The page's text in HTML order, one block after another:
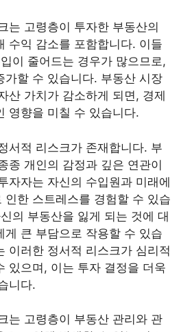
는 고령층이 투자한 부동산의
수익 감소를 포함합니다. 이들
이 줄어드는 경우가 많으므로,
가할 수 있습니다. 부동산 시장
산 가치가 감소하게 되면, 경제
영향을 미칠 수 있습니다.
서적 리스크가 존재합니다. 부
종 개인의 감정과 깊은 연관이
자자는 자신의 수입원과 미래에
인한 스트레스를 경험할 수 있습
의 부동산을 잃게 되는 것에 대
게 큰 부담으로 작용할 수 있습
이러한 정서적 리스크가 심리적
있으며, 이는 투자 결정을 더욱
니다.
는 고령층이 부동산 관리와 관